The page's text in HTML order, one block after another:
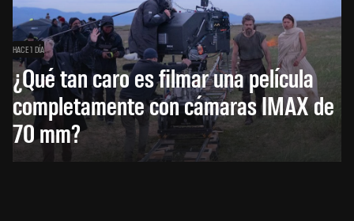
HACE 1 DÍA
¿Qué tan caro es filmar una película
completamente con cámaras IMAX de
70 mm?